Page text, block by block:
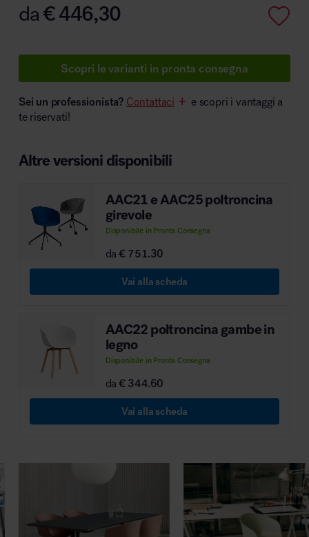
da€446,30
Scopri le varianti in pronta consegna
Sei un professionista? Contattaci
e scopri i vantaggi a
te riservati!
Altre versioni disponibili
AAC21 e AAC25 poltroncina
girevole
Disponibile in Pronta Consegna
da€ 751.30
Vai alla scheda
AAC22 poltroncina gambe in
legno
Disponibile in Pronta Consegna
da€ 344.60
Vai alla scheda